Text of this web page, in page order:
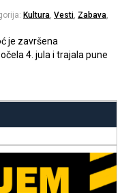
Kultura, Vesti, Zabava,
je završena
4. jula i trajala pune